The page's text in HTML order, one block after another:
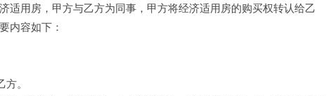
适用房，甲方与乙方为同事，甲方将经济适用房的购买权转认给乙
内容如下：
方。